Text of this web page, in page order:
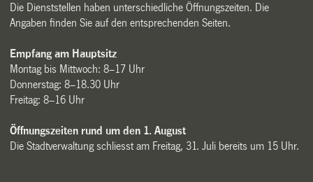
Die Dienststellen haben unterschiedliche Öffnungszeiten. Die
Angaben finden Sie auf den entsprechenden Seiten.
Empfang am Hauptsitz
Montag bis Mittwoch: 8–17 Uhr
Donnerstag: 8–18.30 Uhr
Freitag: 8–16 Uhr
Öffnungszeiten rund um den 1. August
Die Stadtverwaltung schliesst am Freitag, 31. Juli bereits um 15 Uhr.